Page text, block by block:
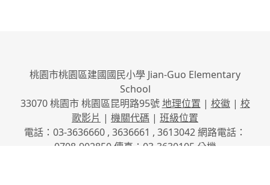
桃園市桃園區建國國民小學 Jian-Guo Elementary
School
33070 桃園市 桃園區昆明路95號地理位置 | 校徽| 校
歌影片 | 機關代碼 | 班級位置
電話：03-3636660 , 3636661 , 3613042 網路電話：
0708-902850 傳真：03-3630105 分機